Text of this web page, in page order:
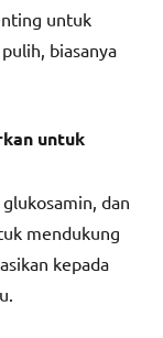
untuk
biasanya
untuk
dan
mendukung
kepada